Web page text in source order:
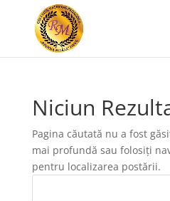
Niciun
Pagina căutată nu a fost
mai profundă sau folosiți
pentru localizarea postării.